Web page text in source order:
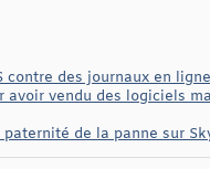
contre des journaux en
vendu des logiciels
de la panne sur